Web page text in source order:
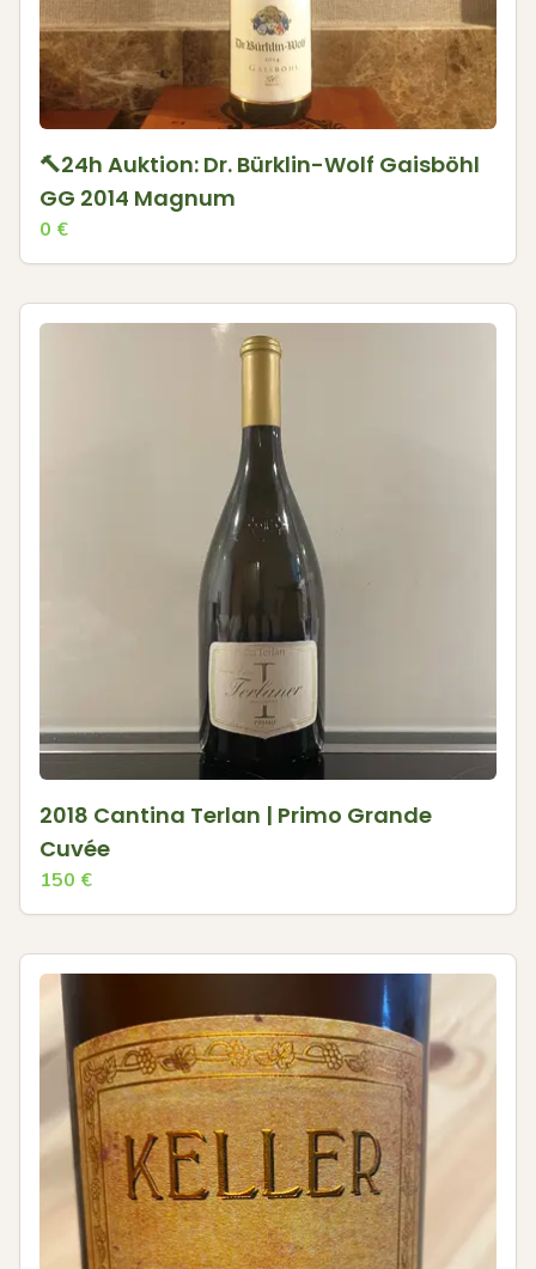
🔨24h Auktion: Dr. Bürklin-Wolf Gaisböhl
GG 2014 Magnum
0 €
2018 Cantina Terlan | Primo Grande
Cuvée
150 €